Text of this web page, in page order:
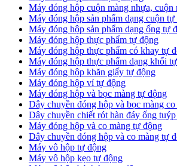
Máy đóng hộp cuộn màng nhựa, cuộn
Máy đóng hộp sản phẩm dạng cuộn tự
Máy đóng hộp sản phẩm dạng ống tự
Máy đóng hộp thực phẩm tự động
Máy đóng hộp thực phẩm có khay tự
Máy đóng hộp thực phẩm dạng khối
Máy đóng hộp khăn giấy tự động
Máy đóng hộp vỉ tự động
Máy đóng hộp và bọc màng tự động
Dây chuyền đóng hộp và bọc màng
Dây chuyền chiết rót hàn đáy ống
Máy đóng hộp và co màng tự động
Dây chuyền đóng hộp và co màng tự
Máy vô hộp tự động
Máy vô hộp kẹo tự động